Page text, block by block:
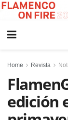
Home Revista
edición